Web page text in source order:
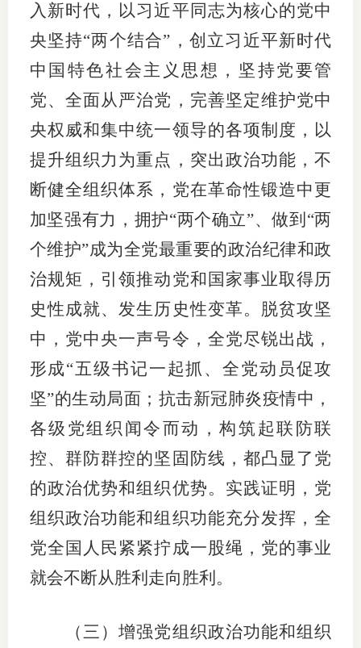
会员动
文化建
普法宣
会议交
国际交
行业要
图片新
协会介
入新时代，以习近平同志为核心的党中
央坚持“两个结合”，创立习近平新时代
中国特色社会主义思想，坚持党要管
党、全面从严治党，完善坚定维护党中
央权威和集中统一领导的各项制度，以
提升组织力为重点，突出政治功能，不
断健全组织体系，党在革命性锻造中更
加坚强有力，拥护“两个确立”、做到“两
个维护”成为全党最重要的政治纪律和政
治规矩，引领推动党和国家事业取得历
史性成就、发生历史性变革。脱贫攻坚
中，党中央一声号令，全党尽锐出战，
形成“五级书记一起抓、全党动员促攻
坚”的生动局面；抗击新冠肺炎疫情中，
各级党组织闻令而动，构筑起联防联
控、群防群控的坚固防线，都凸显了党
的政治优势和组织优势。实践证明，党
组织政治功能和组织功能充分发挥，全
党全国人民紧紧拧成一股绳，党的事业
就会不断从胜利走向胜利。
（三）增强党组织政治功能和组织